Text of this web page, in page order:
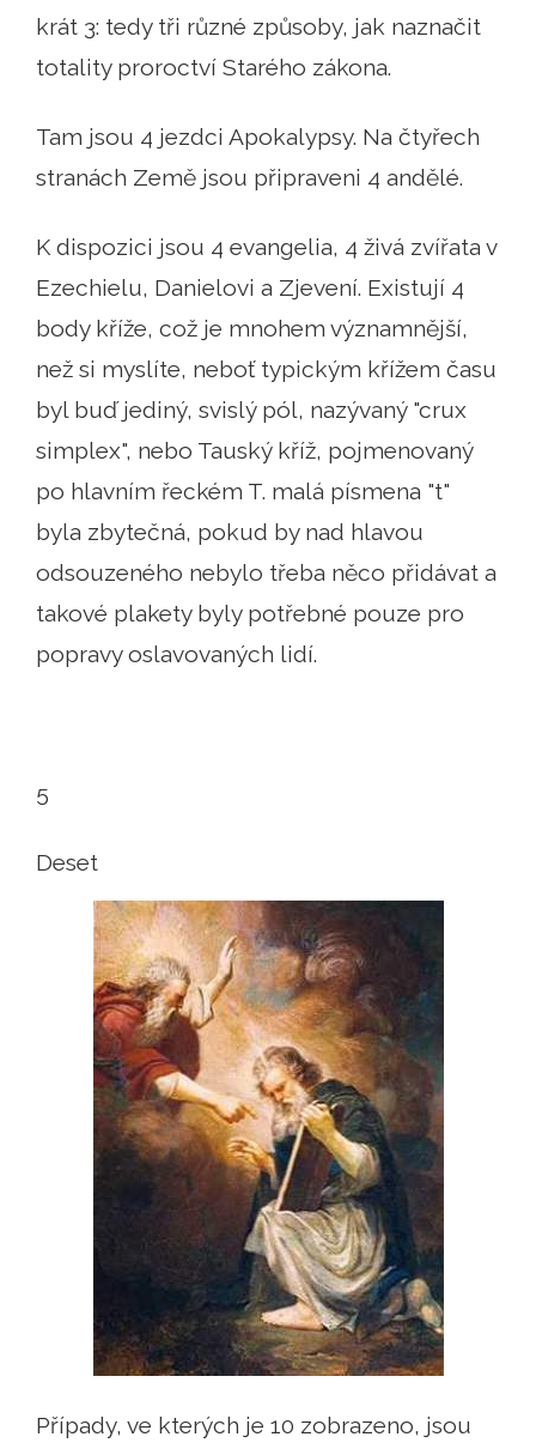
krát 3: tedy tři různé způsoby, jak naznačit
totality proroctví Starého zákona.
Tam jsou 4 jezdci Apokalypsy. Na čtyřech
stranách Země jsou připraveni 4 andělé.
K dispozici jsou 4 evangelia, 4 živá zvířata v
Ezechielu, Danielovi a Zjevení. Existují 4
body kříže, což je mnohem významnější,
než si myslíte, neboť typickým křížem času
byl buď jediný, svislý pól, nazývaný "crux
simplex", nebo Tauský kříž, pojmenovaný
po hlavním řeckém T. malá písmena "t"
byla zbytečná, pokud by nad hlavou
odsouzeného nebylo třeba něco přidávat a
takové plakety byly potřebné pouze pro
popravy oslavovaných lidí.
5
Deset
Případy, ve kterých je 10 zobrazeno, jsou